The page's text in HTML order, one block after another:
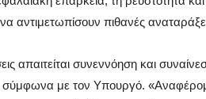
αντιμετωπίσουν πιθανές
απαιτείται συνεννόηση και
σύμφωνα με τον Υπουργό.